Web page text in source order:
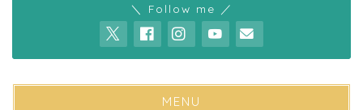
＼ Follow me ／
MENU